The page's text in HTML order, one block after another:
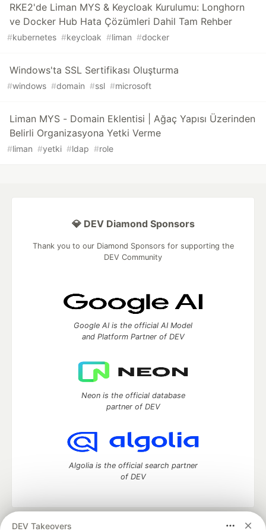
RKE2'de Liman MYS & Keycloak Kurulumu: Longhorn
ve Docker Hub Hata Çözümleri Dahil Tam Rehber
#kubernetes #keycloak #liman #docker
Windows'ta SSL Sertifikası Oluşturma
#windows #domain #ssl #microsoft
Liman MYS - Domain Eklentisi | Ağaç Yapısı Üzerinden
Belirli Organizasyona Yetki Verme
#liman #yetki #ldap #role
DEV Takeovers
💎 DEV Diamond Sponsors
Thank you to our Diamond Sponsors for supporting the
DEV Community
Google AI is the official AI Model
and Platform Partner of DEV
Neon is the official database
partner of DEV
Algolia is the official search partner
of DEV